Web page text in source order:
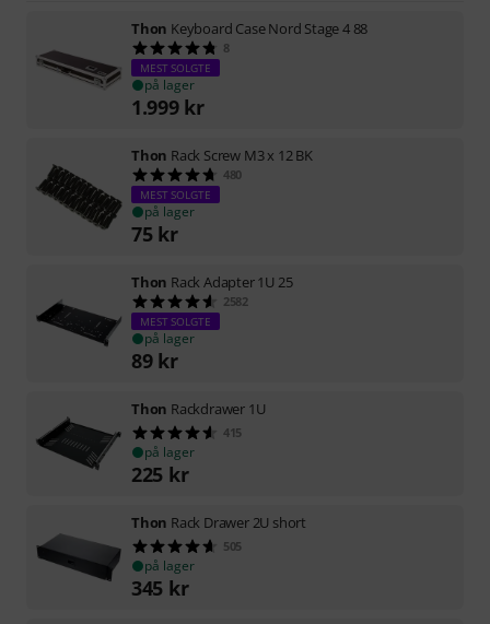
Thon Keyboard Case Nord Stage 4 88
8
MEST SOLGTE
på lager
1.999 kr
Thon Rack Screw M3 x 12 BK
480
MEST SOLGTE
på lager
75 kr
Thon Rack Adapter 1U 25
2582
MEST SOLGTE
på lager
89 kr
Thon Rackdrawer 1U
415
på lager
225 kr
Thon Rack Drawer 2U short
505
på lager
345 kr